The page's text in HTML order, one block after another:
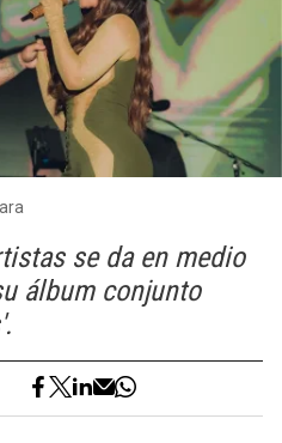
se da en medio
álbum conjunto